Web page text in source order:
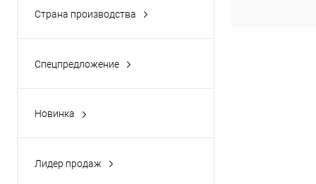
Страна производства
Беларусь
Спецпредложение
Новинка
Лидер продаж